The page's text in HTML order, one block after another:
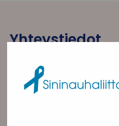
Yhteystiedot
Pasilanraitio 5, 2. krs,
toimisto@sininauha.fi